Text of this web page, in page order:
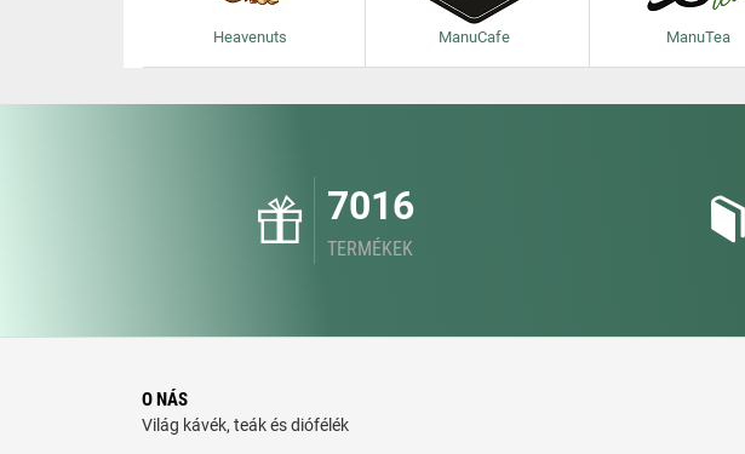
Heavenuts ManuCafe ManuTea
7016
TERMÉKEK
O NÁS
Világ kávék, teák és diófélék